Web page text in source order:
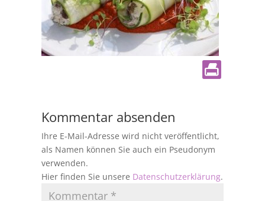
Kommentar absenden
Ihre E-Mail-Adresse wird nicht veröffentlicht,
als Namen können Sie auch ein Pseudonym
verwenden.
Hier finden Sie unsere Datenschutzerklärung.